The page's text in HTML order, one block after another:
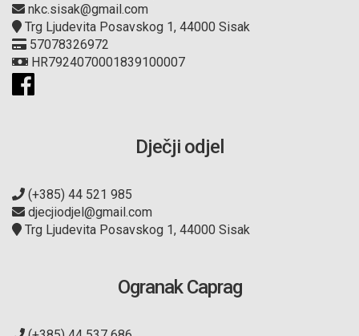
nkc.sisak@gmail.com
Trg Ljudevita Posavskog 1, 44000 Sisak
57078326972
HR7924070001839100007
Dječji odjel
(+385) 44 521 985
djecjiodjel@gmail.com
Trg Ljudevita Posavskog 1, 44000 Sisak
Ogranak Caprag